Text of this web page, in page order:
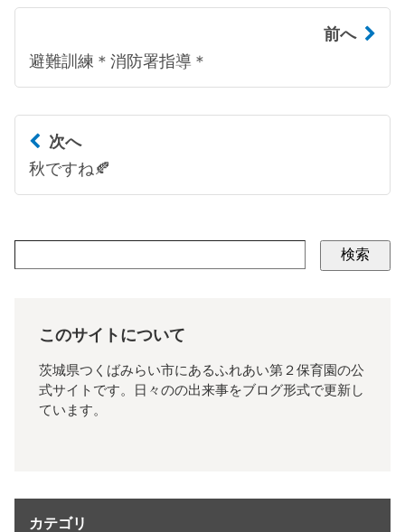
前へ
避難訓練＊消防署指導＊
次へ
秋ですね🍂
検索
このサイトについて
茨城県つくばみらい市にあるふれあい第２保育園の公
式サイトです。日々のの出来事をブログ形式で更新し
ています。
カテゴリ